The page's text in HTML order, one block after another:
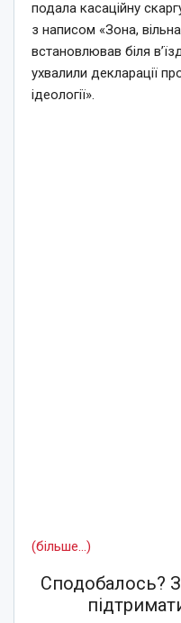
подала касаційну
з написом «Зона,
встановлював біля
ухвалили декларації
ідеології».
(більше…)
Сподобалось?